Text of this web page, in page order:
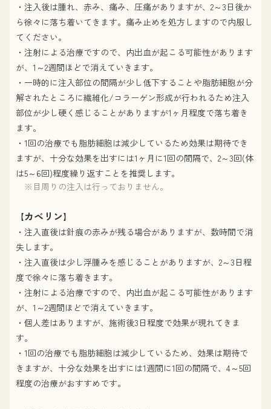
・注入後は腫れ、赤み、痛み、圧痛がありますが、2～3日後か
ら徐々に落ち着いてきます。痛み止めを処方しますので内服し
てください。
・注射による治療ですので、内出血が起こる可能性があります
が、1～2週間ほどで消えていきます。
・一時的に注入部位の間隔が少し低下することや脂肪細胞が分
解されたところに繊維化/コラーゲン形成が行われるため注入
部位が少し硬く感じることがありますが1ヶ月程度で落ち着き
ます。
・1回の治療でも脂肪細胞は減少しているため効果は期待でき
ますが、十分な効果を出すには1ヶ月に1回の間隔で、2～3回(体
は5～6回)程度繰り返すことを推奨します。
※目周りの注入は行っておりません。
【カベリン】
・注入直後は針痕の赤みが残る場合がありますが、数時間で消
失します。
・注入直後は少し浮腫みを感じることがありますが、2～3日程
度で徐々に落ち着きます。
・注射による治療ですので、内出血が起こる可能性があります
が、1～2週間ほどで消えていきます。
・個人差はありますが、施術後3日程度で効果が現れてきま
す。
・1回の治療でも脂肪細胞は減少しているため、効果は期待で
きますが、十分な効果を出すには1週間に1回の間隔で、4～5回
程度の治療がおすすめです。